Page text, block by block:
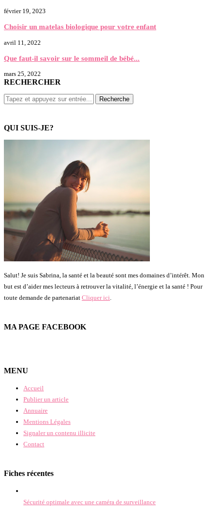
février 19, 2023
Choisir un matelas biologique pour votre enfant
avril 11, 2022
Que faut-il savoir sur le sommeil de bébé...
mars 25, 2022
RECHERCHER
QUI SUIS-JE?
Salut! Je suis Sabrina, la santé et la beauté sont mes domaines d’intérêt. Mon
but est d’aider mes lecteurs à retrouver la vitalité, l’énergie et la santé ! Pour
toute demande de partenariat Cliquer ici.
MA PAGE FACEBOOK
MENU
Accueil
Publier un article
Annuaire
Mentions Légales
Signaler un contenu illicite
Contact
Fiches récentes
Sécurité optimale avec une caméra de surveillance